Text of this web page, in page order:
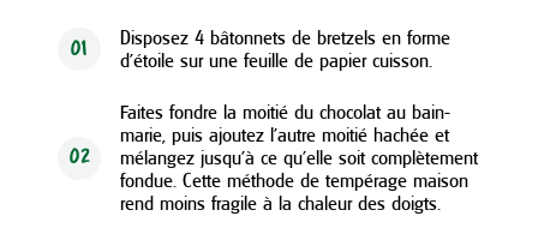
01
Disposez 4 bâtonnets de bretzels en forme
d’étoile sur une feuille de papier cuisson.
02
Faites fondre la moitié du chocolat au bain-
marie, puis ajoutez l’autre moitié hachée et
mélangez jusqu’à ce qu’elle soit complètement
fondue. Cette méthode de tempérage maison
rend moins fragile à la chaleur des doigts.